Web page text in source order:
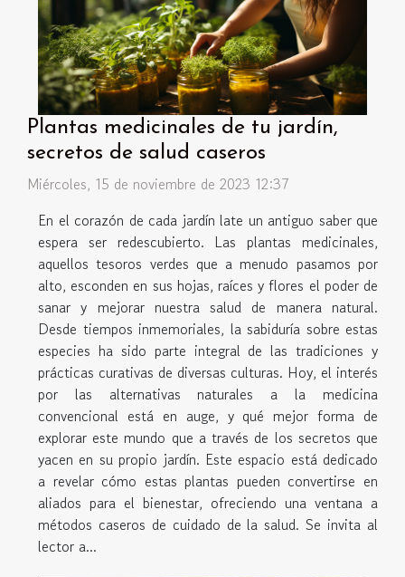
Plantas medicinales de tu jardín,
secretos de salud caseros
Miércoles, 15 de noviembre de 2023 12:37
En el corazón de cada jardín late un antiguo saber que
espera ser redescubierto. Las plantas medicinales,
aquellos tesoros verdes que a menudo pasamos por
alto, esconden en sus hojas, raíces y flores el poder de
sanar y mejorar nuestra salud de manera natural.
Desde tiempos inmemoriales, la sabiduría sobre estas
especies ha sido parte integral de las tradiciones y
prácticas curativas de diversas culturas. Hoy, el interés
por las alternativas naturales a la medicina
convencional está en auge, y qué mejor forma de
explorar este mundo que a través de los secretos que
yacen en su propio jardín. Este espacio está dedicado
a revelar cómo estas plantas pueden convertirse en
aliados para el bienestar, ofreciendo una ventana a
métodos caseros de cuidado de la salud. Se invita al
lector a...